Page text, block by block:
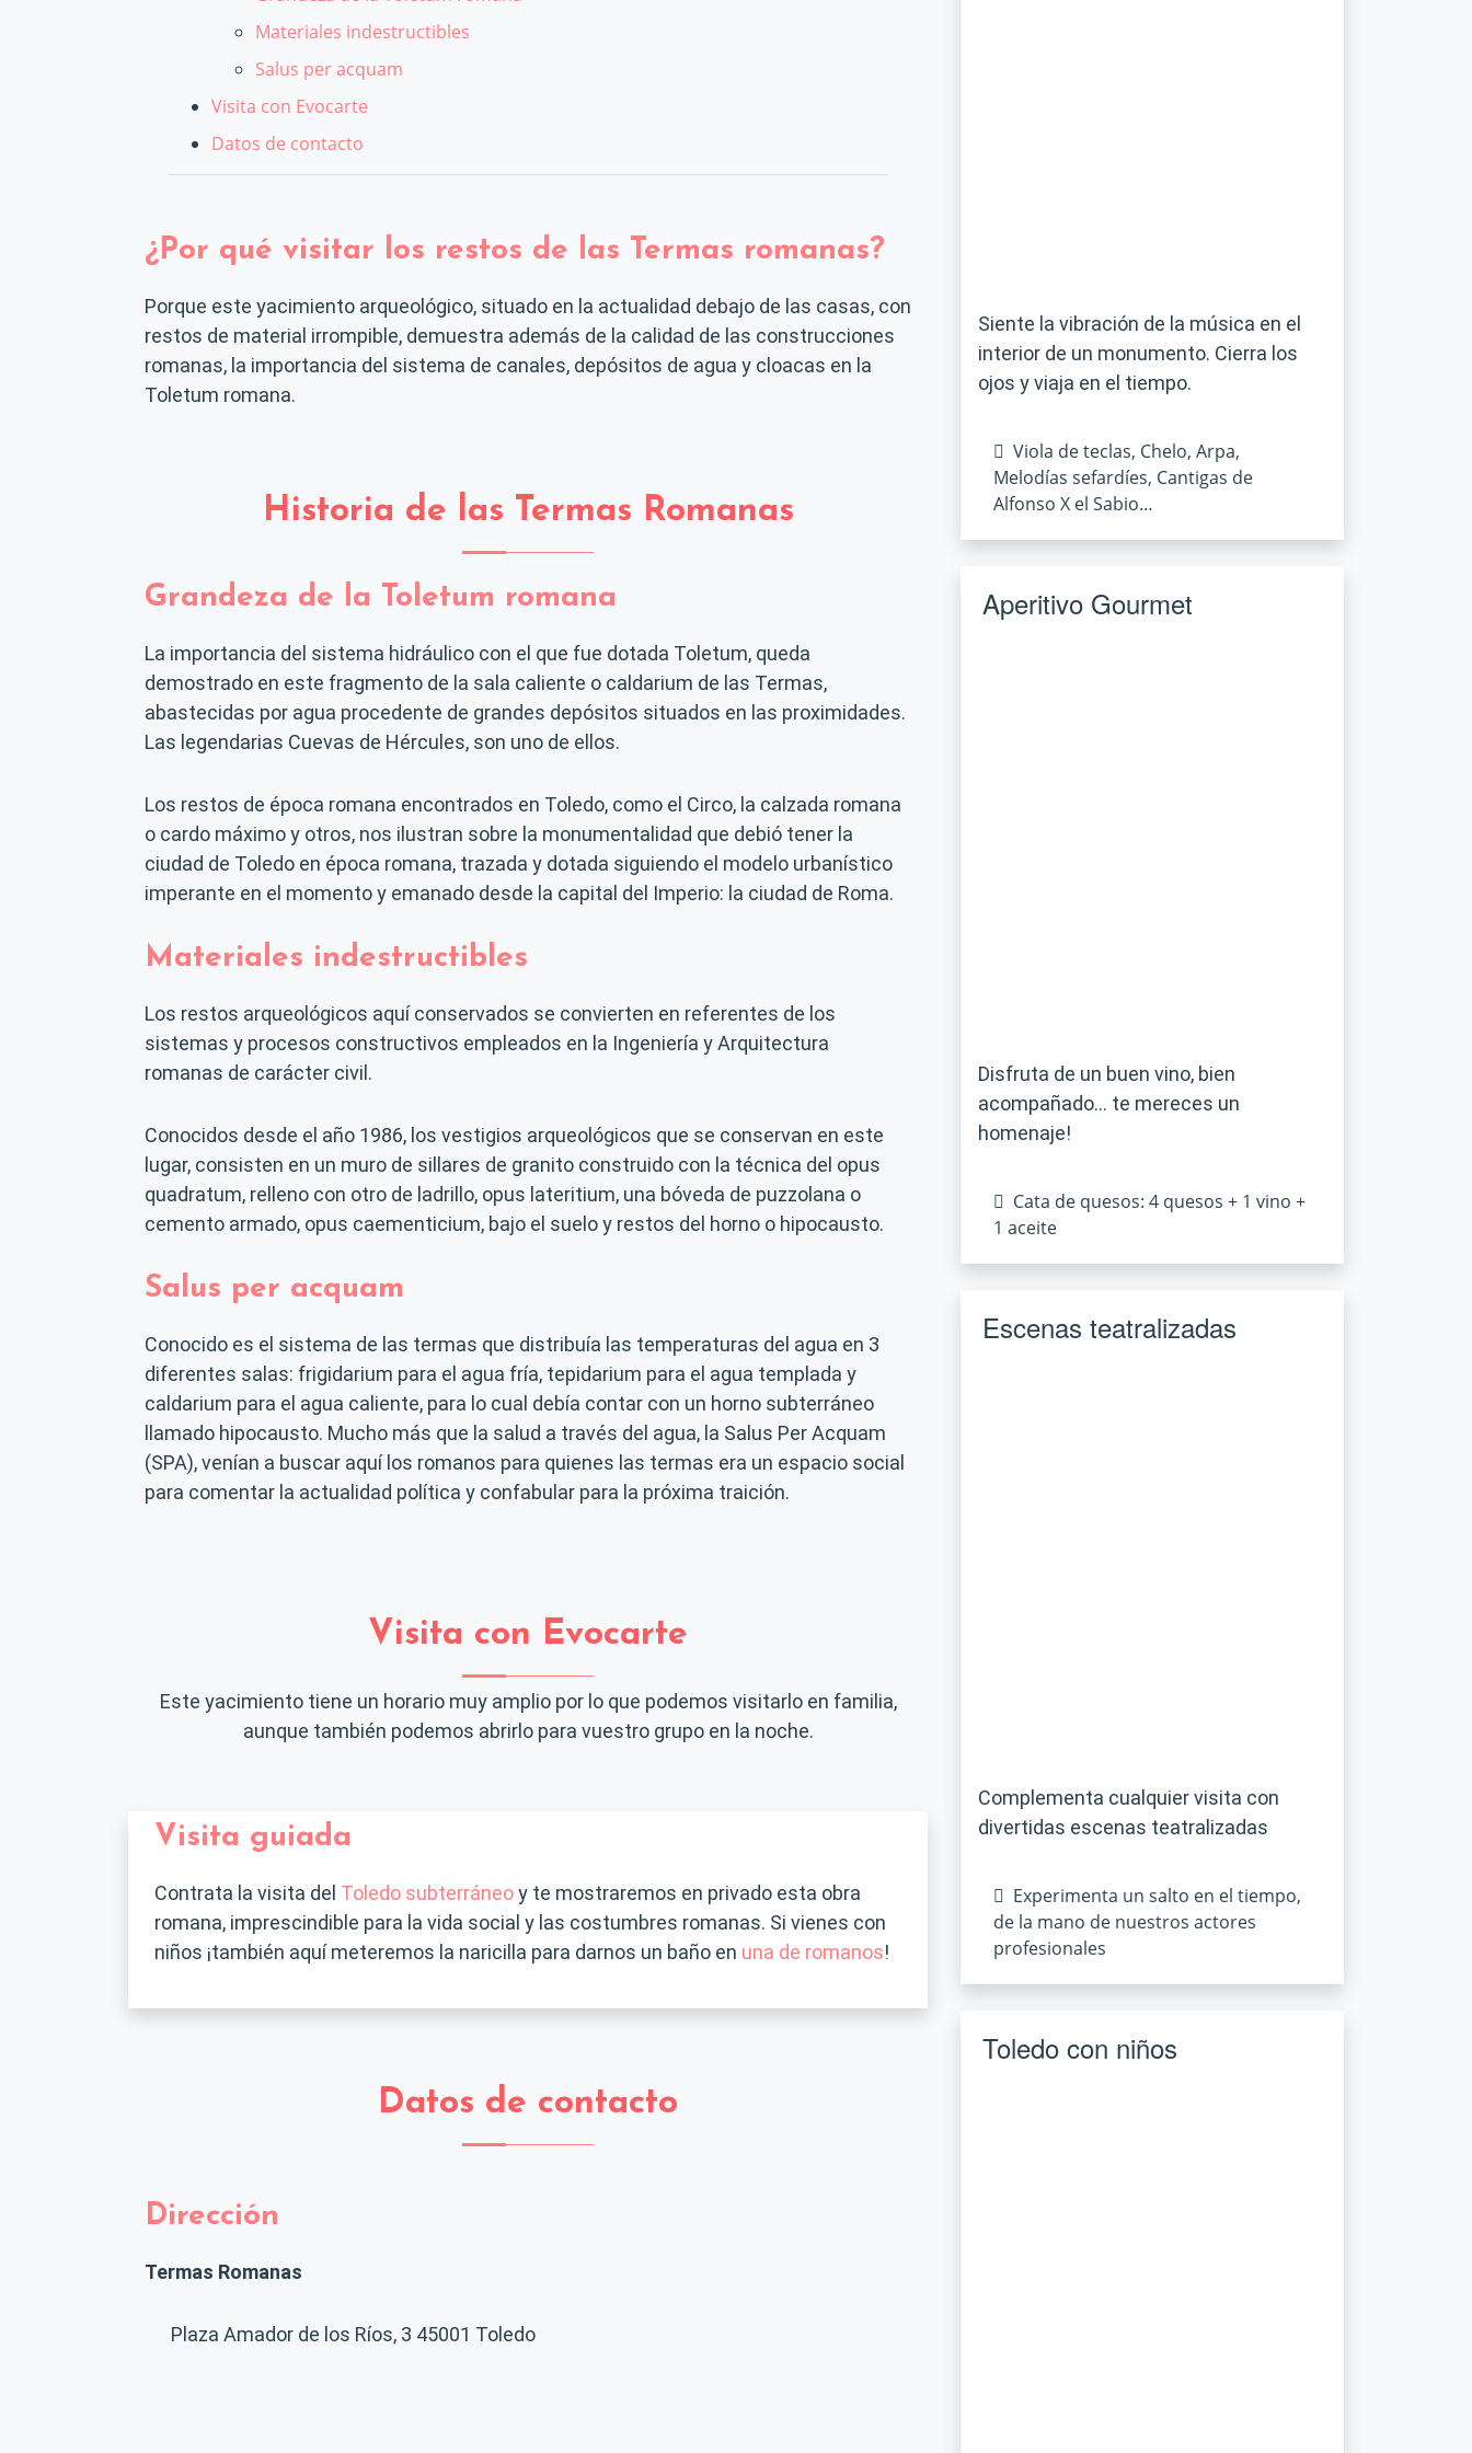
Materiales indestructibles
Salus per acquam
Visita con Evocarte
Datos de contacto
¿Por qué visitar los restos de las Termas romanas?
Porque este yacimiento arqueológico, situado en la actualidad debajo de las casas, con
restos de material irrompible, demuestra además de la calidad de las construcciones
romanas, la importancia del sistema de canales, depósitos de agua y cloacas en la
Toletum romana.
Historia de las Termas Romanas
Grandeza de la Toletum romana
La importancia del sistema hidráulico con el que fue dotada Toletum, queda
demostrado en este fragmento de la sala caliente o caldarium de las Termas,
abastecidas por agua procedente de grandes depósitos situados en las proximidades.
Las legendarias Cuevas de Hércules, son uno de ellos.
Los restos de época romana encontrados en Toledo, como el Circo, la calzada romana
o cardo máximo y otros, nos ilustran sobre la monumentalidad que debió tener la
ciudad de Toledo en época romana, trazada y dotada siguiendo el modelo urbanístico
imperante en el momento y emanado desde la capital del Imperio: la ciudad de Roma.
Materiales indestructibles
Los restos arqueológicos aquí conservados se convierten en referentes de los
sistemas y procesos constructivos empleados en la Ingeniería y Arquitectura
romanas de carácter civil.
Conocidos desde el año 1986, los vestigios arqueológicos que se conservan en este
lugar, consisten en un muro de sillares de granito construido con la técnica del opus
quadratum, relleno con otro de ladrillo, opus lateritium, una bóveda de puzzolana o
cemento armado, opus caementicium, bajo el suelo y restos del horno o hipocausto.
Salus per acquam
Conocido es el sistema de las termas que distribuía las temperaturas del agua en 3
diferentes salas: frigidarium para el agua fría, tepidarium para el agua templada y
caldarium para el agua caliente, para lo cual debía contar con un horno subterráneo
llamado hipocausto. Mucho más que la salud a través del agua, la Salus Per Acquam
(SPA), venían a buscar aquí los romanos para quienes las termas era un espacio social
para comentar la actualidad política y confabular para la próxima traición.
Visita con Evocarte
Este yacimiento tiene un horario muy amplio por lo que podemos visitarlo en familia,
aunque también podemos abrirlo para vuestro grupo en la noche.
Visita guiada
Contrata la visita del Toledo subterráneoy te mostraremos en privado esta obra
romana, imprescindible para la vida social y las costumbres romanas. Si vienes con
niños ¡también aquí meteremos la naricilla para darnos un baño en una de romanos!
Datos de contacto
Dirección
Termas Romanas
Plaza Amador de los Ríos, 3 45001 Toledo
Siente la vibración de la música en el
interior de un monumento. Cierra los
ojos y viaja en el tiempo.
Viola de teclas, Chelo, Arpa,
Melodías sefardíes, Cantigas de
Alfonso X el Sabio…
Aperitivo Gourmet
Disfruta de un buen vino, bien
acompañado… te mereces un
homenaje!
Cata de quesos: 4 quesos + 1 vino +
1 aceite
Escenas teatralizadas
Complementa cualquier visita con
divertidas escenas teatralizadas
Experimenta un salto en el tiempo,
de la mano de nuestros actores
profesionales
Toledo con niños